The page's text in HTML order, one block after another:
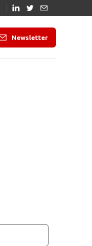
Newsletter